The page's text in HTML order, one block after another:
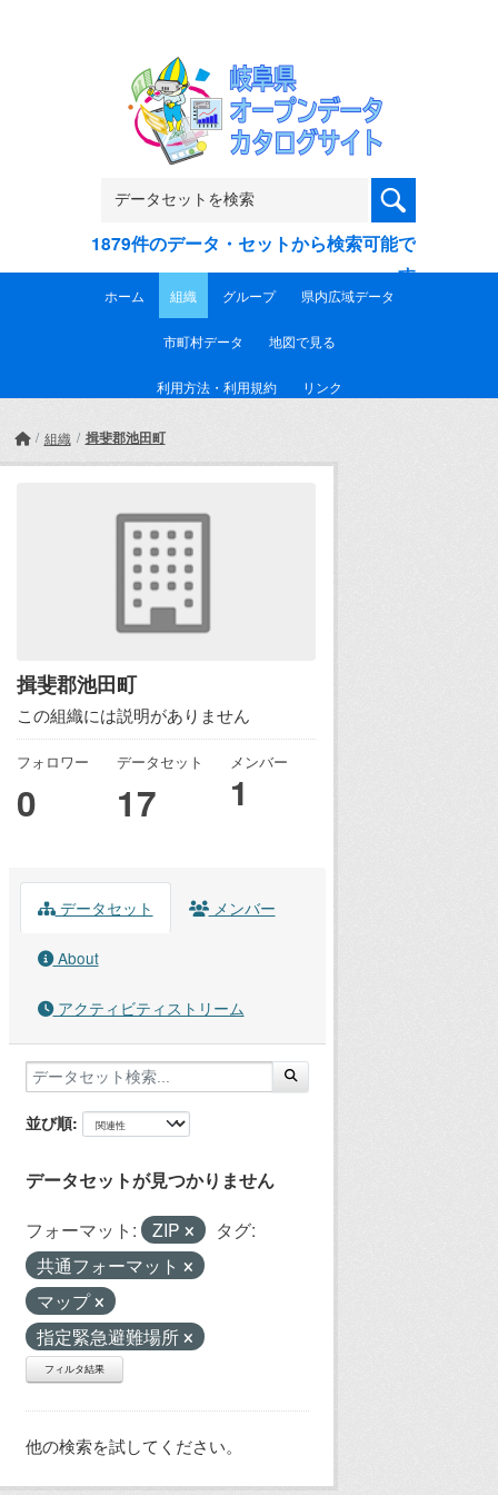
1879件のデータ・セットから検索可能で
す
ホーム 組織 グループ 県内広域データ
市町村データ 地図で見る
利用方法・利用規約 リンク
組織 揖斐郡池田町
揖斐郡池田町
この組織には説明がありません
フォロワー
0
データセット
17
メンバー
1
データセット メンバー
About
アクティビティストリーム
並び順
データセットが見つかりません
フォーマット: ZIP
タグ:
共通フォーマット
マップ
指定緊急避難場所
フィルタ結果
他の検索を試してください。